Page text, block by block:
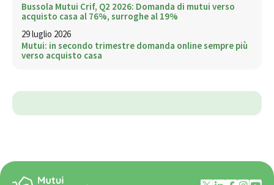
Bussola Mutui Crif, Q2 2026: Domanda di mutui verso
acquisto casa al 76%, surroghe al 19%
29 luglio 2026
Mutui: in secondo trimestre domanda online sempre più
verso acquisto casa